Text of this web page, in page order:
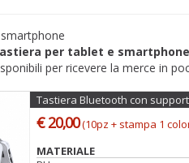
per tablet e smartphone
per ricevere la merce in
Tastiera Bluetooth con
€ 20,00(10pz + stampa 1
MATERIALE